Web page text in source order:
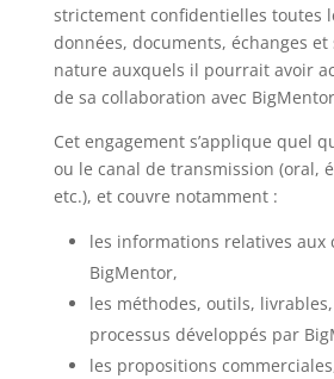
strictement confidentielles toutes
données, documents, échanges
nature auxquels il pourrait avoir
de sa collaboration avec
Cet engagement s’applique quel
ou le canal de transmission (oral,
etc.), et couvre notamment :
les informations relatives aux
BigMentor,
les méthodes, outils,
processus développés par
les propositions